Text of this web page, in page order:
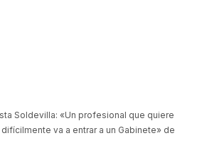
Soldevilla: «Un profesional que quiere
va a entrar a un Gabinete» de